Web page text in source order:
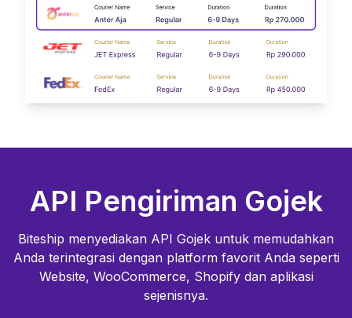
API Pengiriman Gojek
Biteship menyediakan API Gojek untuk memudahkan
Anda terintegrasi dengan platform favorit Anda seperti
Website, WooCommerce, Shopify dan aplikasi
sejenisnya.